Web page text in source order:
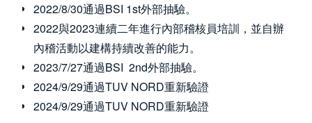
2022/8/30通過BSI 1st外部抽驗。
2022與2023連續二年進行內部稽核員培訓，並自辦
內稽活動以建構持續改善的能力。
2023/7/27通過BSI 2nd外部抽驗。
2024/9/29通過TUV NORD重新驗證
2024/9/29通過TUV NORD重新驗證